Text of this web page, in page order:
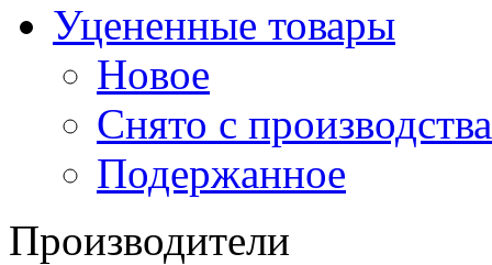
Уцененные товары
Новое
Снято с производства
Подержанное
Производители